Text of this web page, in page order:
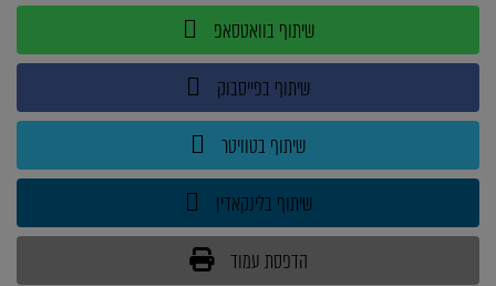
שיתוף בוואטסאפ
שיתוף בפייסבוק
שיתוף בטוויטר
שיתוף בלינקאדין
הדפסת עמוד